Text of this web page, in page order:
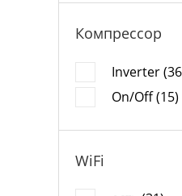
Компрессор
Inverter
On/Off (15)
WiFi